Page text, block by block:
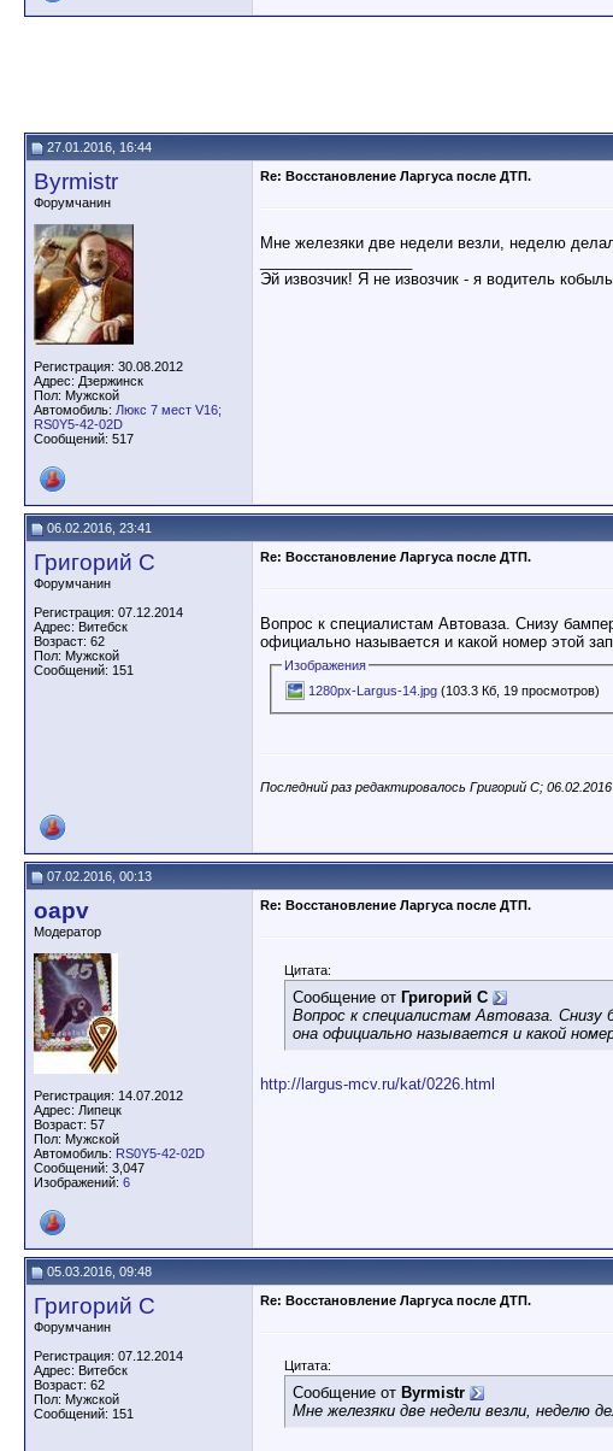
27.01.2016, 16:44
Byrmistr
Форумчанин
Регистрация: 30.08.2012
Адрес: Дзержинск
Пол: Мужской
Автомобиль: Люкс 7 мест V16;
RS0Y5-42-02D
Сообщений: 517
Re: Восстановление Ларгуса после ДТП.
Мне железяки две недели везли, неделю
Эй извозчик! Я не извозчик - я водитель
06.02.2016, 23:41
Григорий С
Форумчанин
Регистрация: 07.12.2014
Адрес: Витебск
Возраст: 62
Пол: Мужской
Сообщений: 151
Re: Восстановление Ларгуса после ДТП.
Вопрос к специалистам Автоваза. Снизу
официально называется и какой номер этой
Изображения
1280px-Largus-14.jpg (103.3 Кб, 19 просмотров)
Последний раз редактировалось Григорий С;
07.02.2016, 00:13
oapv
Модератор
Регистрация: 14.07.2012
Адрес: Липецк
Возраст: 57
Пол: Мужской
Автомобиль: RS0Y5-42-02D
Сообщений: 3,047
Изображений: 6
Re: Восстановление Ларгуса после ДТП.
Цитата:
Сообщение от Григорий С
Вопрос к специалистам Автоваза.
она официально называется и какой
http://largus-mcv.ru/kat/0226.html
05.03.2016, 09:48
Григорий С
Форумчанин
Регистрация: 07.12.2014
Адрес: Витебск
Возраст: 62
Пол: Мужской
Сообщений: 151
Re: Восстановление Ларгуса после ДТП.
Цитата:
Сообщение от Byrmistr
Мне железяки две недели везли, неделю